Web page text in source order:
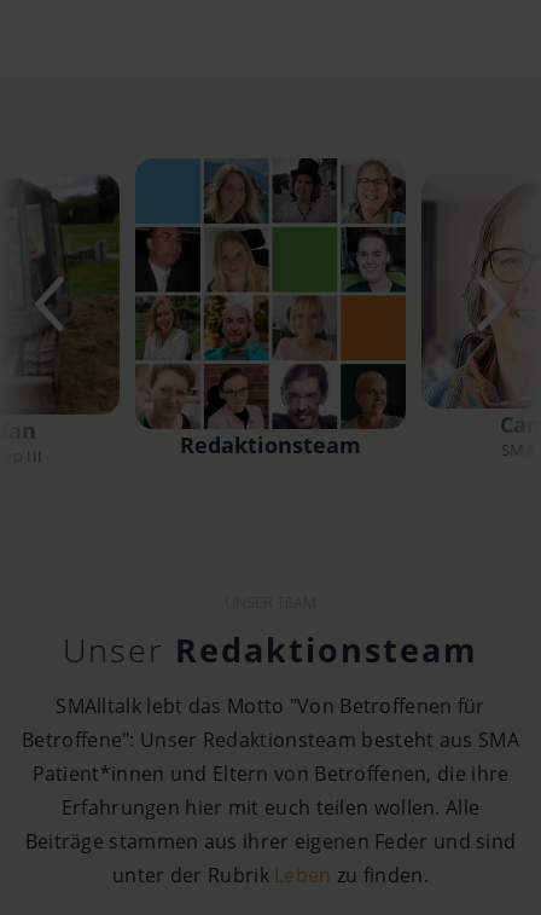
III Redaktionsteam SMA
Unser Redaktionsteam
SMAlltalk lebt das Motto "Von Betroffenen für
Betroffene": Unser Redaktionsteam besteht aus SMA
Patient*innen und Eltern von Betroffenen, die ihre
Erfahrungen hier mit euch teilen wollen. Alle
Beiträge stammen aus ihrer eigenen Feder und sind
unter der Rubrik Leben zu finden.